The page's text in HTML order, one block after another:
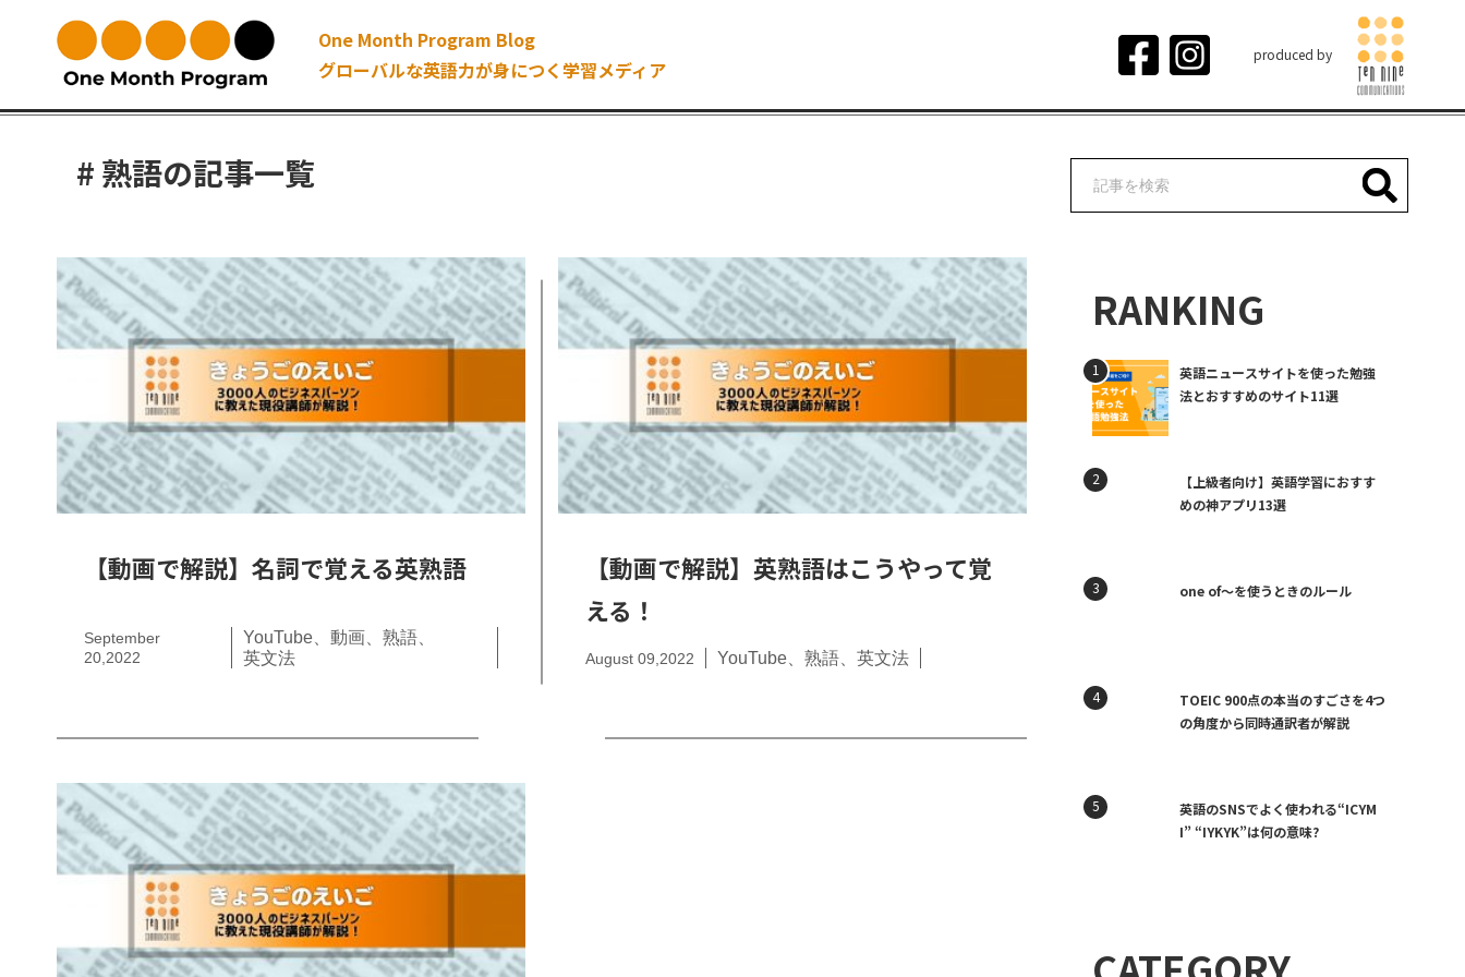
One Month Program Blog
グローバルな英語力が身につく学習メディア
produced by
# 熟語の記事一覧
【動画で解説】名詞で覚える英熟語
September
20,2022
YouTube 動画
熟語
英文法
【動画で解説】英熟語はこうやって覚
える！
August 09,2022 YouTube 熟語 英文法
RANKING
英語ニュースサイトを使った勉強
法とおすすめのサイト11選
【上級者向け】英語学習におすす
めの神アプリ13選
one of〜を使うときのルール
TOEIC 900点の本当のすごさを4つ
の角度から同時通訳者が解説
英語のSNSでよく使われる“ICYM
I” “IYKYK”は何の意味?